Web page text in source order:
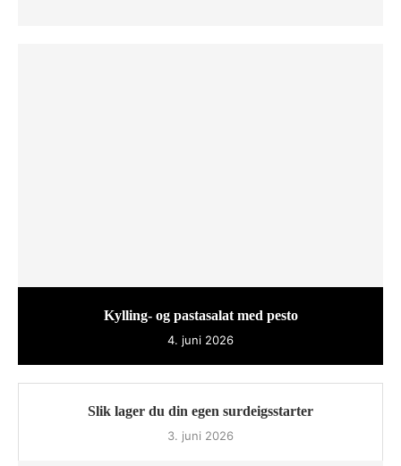
Kylling- og pastasalat med pesto
4. juni 2026
Slik lager du din egen surdeigsstarter
3. juni 2026